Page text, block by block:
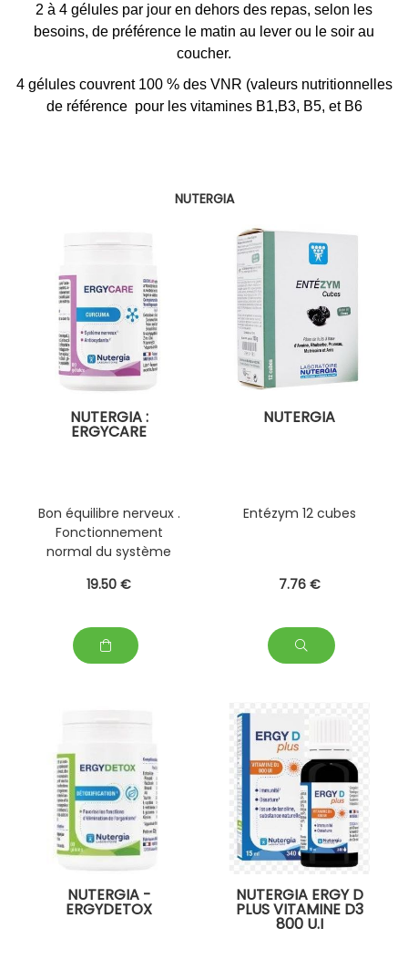
2 à 4 gélules par jour en dehors des repas, selon les
besoins, de préférence le matin au lever ou le soir au
coucher.
4 gélules couvrent 100 % des VNR (valeurs nutritionnelles
de référence pour les vitamines B1,B3, B5, et B6
NUTERGIA
NUTERGIA :
ERGYCARE
Bon équilibre nerveux .
Fonctionnement
normal du système
19.50 €
NUTERGIA
Entézym 12 cubes
7.76 €
NUTERGIA -
ERGYDETOX
NUTERGIA ERGY D
PLUS VITAMINE D3
800 U.I